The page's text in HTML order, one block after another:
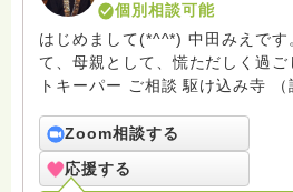
個別相談可能
はじめまして(*^^*) 中田みえです
て、母親として、慌ただしく過ごし
トキーパー ご相談 駆け込み寺 （
ターミナルケア、看取り、グリ
死、産前産後うつ、育児、DV、
PTSD、傾聴トレーナー、手話、
Zoom相談する
応援する